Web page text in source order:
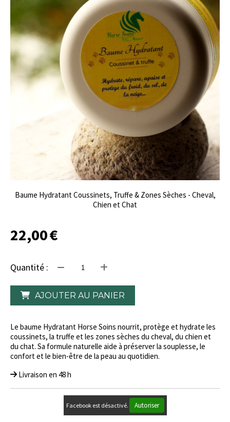
Baume Hydratant Coussinets, Truffe & Zones Sèches - Cheval,
Chien et Chat
22,00€
Quantité :
AJOUTER AU PANIER
Le baume Hydratant Horse Soins nourrit, protège et hydrate les
coussinets, la truffe et les zones sèches du cheval, du chien et
du chat. Sa formule naturelle aide à préserver la souplesse, le
confort et le bien-être de la peau au quotidien.
Livraison en 48 h
Facebook est désactivé. Autoriser